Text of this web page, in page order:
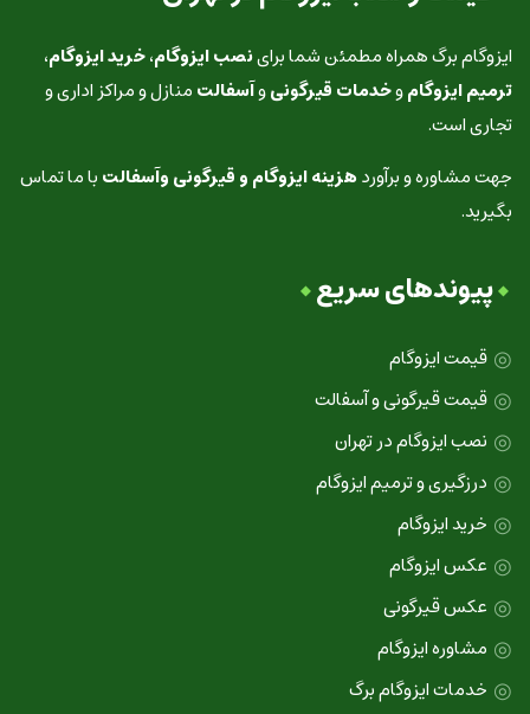
ایزوگام برگ همراه مطمئن شما براینصب ایزوگام،خرید ایزوگام،
ترمیم ایزوگاموخدمات قیرگونیوآسفالتمنازل و مراکز اداری و
تجاری است.
جهت مشاوره و برآوردهزینه ایزوگام و قیرگونی وآسفالتبا ما تماس
بگیرید.
پیوندهای سریع
قیمت ایزوگام
قیمت قیرگونی و آسفالت
نصب ایزوگام در تهران
درزگیری و ترمیم ایزوگام
خرید ایزوگام
عکس ایزوگام
عکس قیرگونی
مشاوره ایزوگام
خدمات ایزوگام برگ